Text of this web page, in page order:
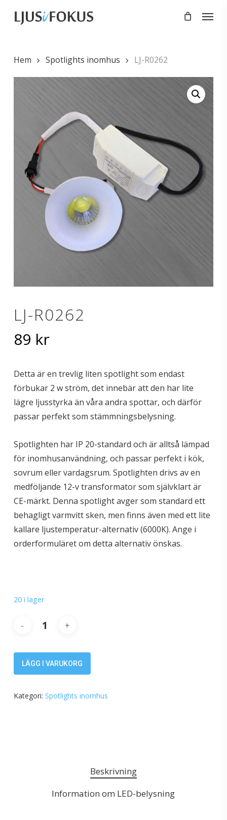
Menu
Hem Spotlights inomhus LJ-R0262
LJ-R0262
89 kr
Detta är en trevlig liten spotlight som endast
förbukar 2 w ström, det innebär att den har lite
lägre ljusstyrka än våra andra spottar, och därför
passar perfekt som stämmningsbelysning.
Spotlighten har IP 20-standard och är alltså lämpad
för inomhusanvändning, och passar perfekt i kök,
sovrum eller vardagsrum. Spotlighten drivs av en
medföljande 12-v transformator som självklart är
CE-märkt. Denna spotlight avger som standard ett
behagligt varmvitt sken, men finns även med ett lite
kallare ljustemperatur-alternativ (6000K). Ange i
orderformuläret om detta alternativ önskas.
20 i lager
LÄGG I VARUKORG
Kategori: Spotlights inomhus
Beskrivning
Information om LED-belysning